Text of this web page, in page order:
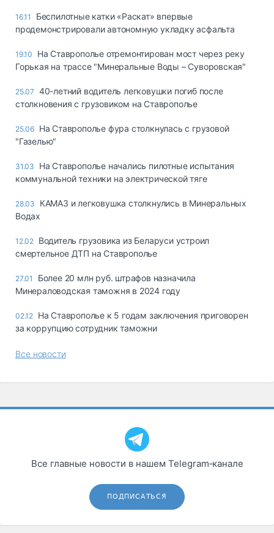
страхование
Склады и
грузовые
Коммерческий
транспорт
Спецтехника
запчасти, шины
Топливо, масла и
16.11
Беспилотные катки «Раскат» впервые
продемонстрировали автономную укладку асфальта
19.10
На Ставрополье отремонтирован мост через реку
Горькая на трассе "Минеральные Воды – Суворовская"
25.07 40-летний водитель легковушки погиб после
столкновения с грузовиком на Ставрополье
25.06 На Ставрополье фура столкнулась с грузовой
"Газелью"
31.03
На Ставрополье начались пилотные испытания
коммунальной техники на электрической тяге
28.03
КАМАЗ и легковушка столкнулись в Минеральных
Водах
12.02 Водитель грузовика из Беларуси устроил
смертельное ДТП на Ставрополье
27.01
Более 20 млн руб. штрафов назначила
Минераловодская таможня в 2024 году
02.12 На Ставрополье к 5 годам заключения приговорен
за коррупцию сотрудник таможни
Все новости
Все главные новости в нашем Telegram‑канале
ПОДПИСАТЬСЯ